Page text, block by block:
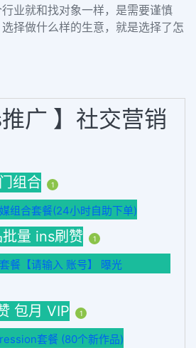
业就和找对象一样，是需要谨慎
择做什么样的生意，就是选择了怎
广 】社交营销
组合 1
组合套餐(24小时自助下单)
量 ins刷赞 1
餐【请输入 账号】 曝光
包月 VIP 1
套餐 (80个新作品)